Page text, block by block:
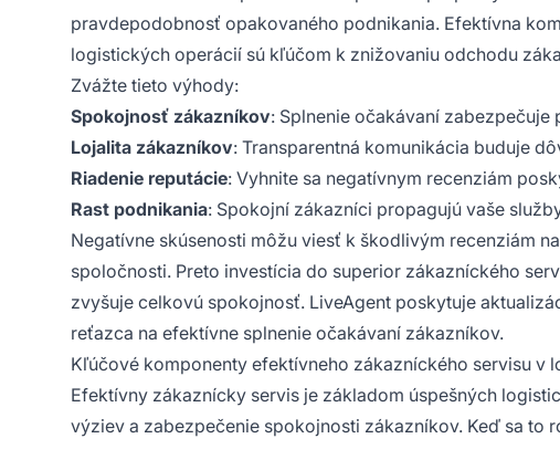
pravdepodobnosť opakovaného podnikania. Efektívna
logistických operácií sú kľúčom k znižovaniu odchodu
Zvážte tieto výhody:
Spokojnosť zákazníkov: Splnenie očakávaní zabezpečuje
Lojalita zákazníkov: Transparentná komunikácia buduje
Riadenie reputácie: Vyhnite sa negatívnym recenziám
Rast podnikania: Spokojní zákazníci propagujú vaše
Negatívne skúsenosti môžu viesť k škodlivým recenziám
spoločnosti. Preto investícia do superior zákazníckého
zvyšuje celkovú spokojnosť. LiveAgent poskytuje
reťazca na efektívne splnenie očakávaní zákazníkov.
Kľúčové komponenty efektívneho zákazníckého servisu v
Efektívny zákaznícky servis je základom úspešných
výziev a zabezpečenie spokojnosti zákazníkov. Keď sa to